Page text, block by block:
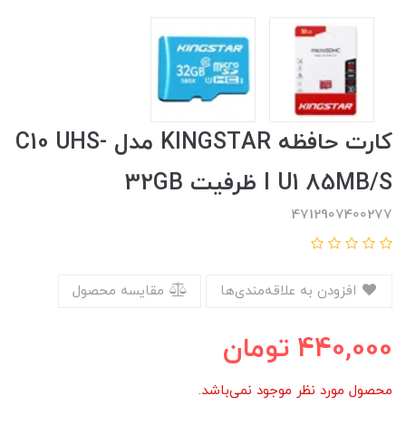
کارت حافظه KINGSTAR مدل C10 UHS-
I U1 85MB/S ظرفیت 32GB
4712907400277
مقایسه محصول
440,000 تومان
محصول مورد نظر موجود نمی‌باشد.